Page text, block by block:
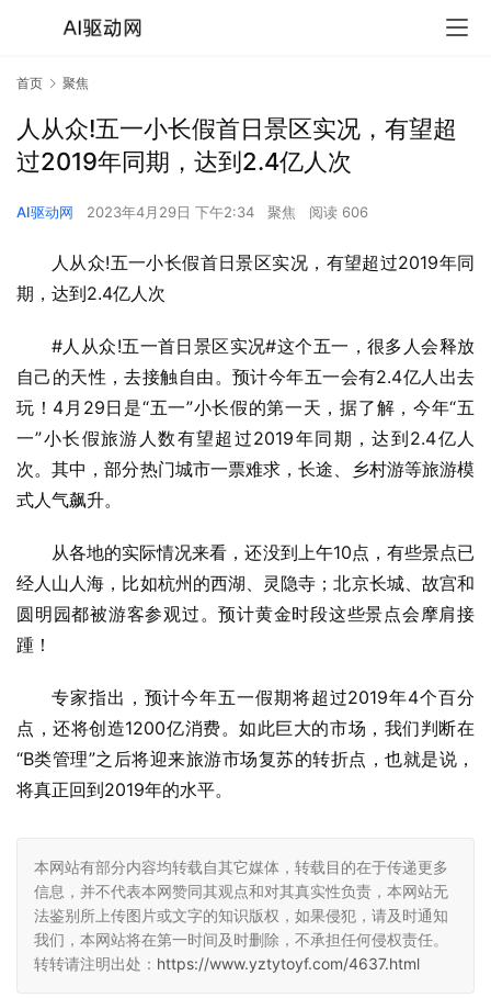
首页 聚焦
人从众!五一小长假首日景区实况，有望超
过2019年同期，达到2.4亿人次
AI驱动网 2023年4月29日 下午2:34 聚焦 阅读 606
人从众!五一小长假首日景区实况，有望超过2019年同
期，达到2.4亿人次
#人从众!五一首日景区实况#这个五一，很多人会释放
自己的天性，去接触自由。预计今年五一会有2.4亿人出去
玩！4月29日是“五一”小长假的第一天，据了解，今年“五
一”小长假旅游人数有望超过2019年同期，达到2.4亿人
次。其中，部分热门城市一票难求，长途、乡村游等旅游模
式人气飙升。
从各地的实际情况来看，还没到上午10点，有些景点已
经人山人海，比如杭州的西湖、灵隐寺；北京长城、故宫和
圆明园都被游客参观过。预计黄金时段这些景点会摩肩接
踵！
专家指出，预计今年五一假期将超过2019年4个百分
点，还将创造1200亿消费。如此巨大的市场，我们判断在
“B类管理”之后将迎来旅游市场复苏的转折点，也就是说，
将真正回到2019年的水平。
本网站有部分内容均转载自其它媒体，转载目的在于传递更多
信息，并不代表本网赞同其观点和对其真实性负责，本网站无
法鉴别所上传图片或文字的知识版权，如果侵犯，请及时通知
我们，本网站将在第一时间及时删除，不承担任何侵权责任。
转转请注明出处： https://www.yztytoyf.com/4637.html